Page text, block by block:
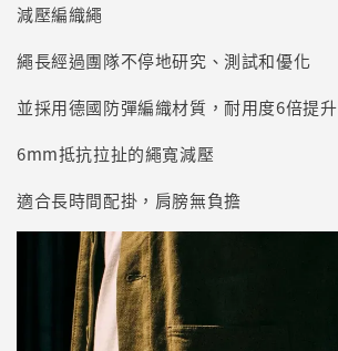
減壓編織繩
繩長經過團隊不停地研究、測試和優化
並採用德國防彈編織材質，耐用度6倍提升
6mm抵抗拉扯的繩寬減壓
適合長時間配掛，肩膀無負擔